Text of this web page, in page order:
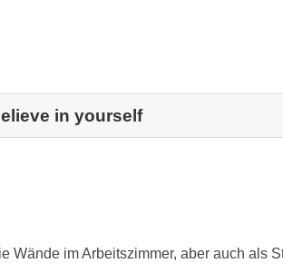
in yourself
Wände im Arbeitszimmer, aber auch als